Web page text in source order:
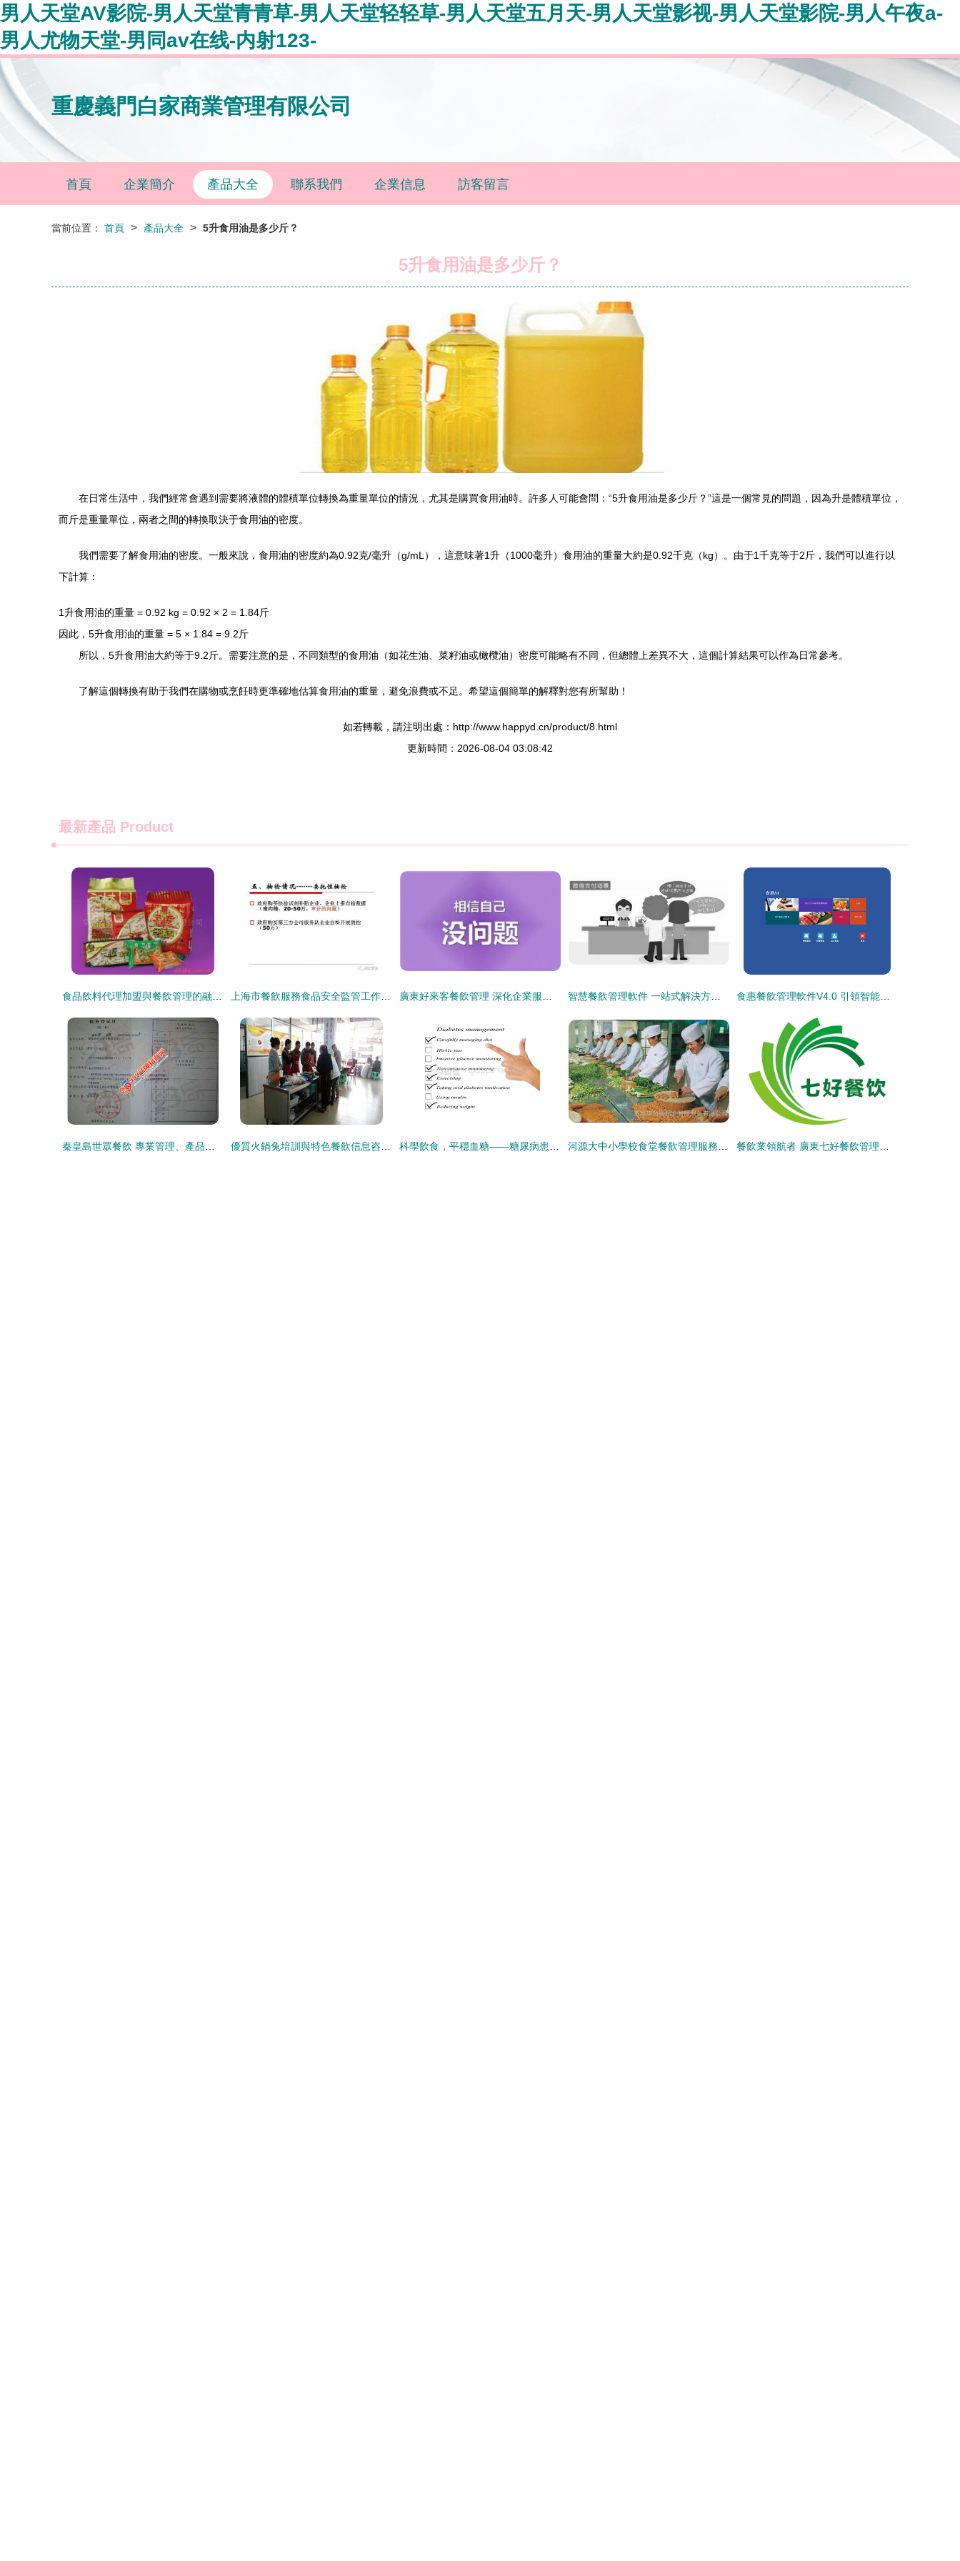
男人天堂AV影院-男人天堂青青草-男人天堂轻轻草-男人天堂五月天-男人天堂影视-男人天堂影院-男人午夜a-
男人尤物天堂-男同av在线-内射123-
重慶義門白家商業管理有限公司
首頁 企業簡介 產品大全 聯系我們 企業信息 訪客留言
當前位置： 首頁 > 產品大全 > 5升食用油是多少斤？
5升食用油是多少斤？
在日常生活中，我們經常會遇到需要將液體的體積單位轉換為重量單位的情況，尤其是購買食用油時。許多人可能會問：“5升食用油是多少斤？”這是一個常見的問題，因為升是體積單位，
而斤是重量單位，兩者之間的轉換取決于食用油的密度。
我們需要了解食用油的密度。一般來說，食用油的密度約為0.92克/毫升（g/mL），這意味著1升（1000毫升）食用油的重量大約是0.92千克（kg）。由于1千克等于2斤，我們可以進行以
下計算：
1升食用油的重量 = 0.92 kg = 0.92 × 2 = 1.84斤
因此，5升食用油的重量 = 5 × 1.84 = 9.2斤
所以，5升食用油大約等于9.2斤。需要注意的是，不同類型的食用油（如花生油、菜籽油或橄欖油）密度可能略有不同，但總體上差異不大，這個計算結果可以作為日常參考。
了解這個轉換有助于我們在購物或烹飪時更準確地估算食用油的重量，避免浪費或不足。希望這個簡單的解釋對您有所幫助！
如若轉載，請注明出處：http://www.happyd.cn/product/8.html
更新時間：2026-08-04 03:08:42
最新產品 Product